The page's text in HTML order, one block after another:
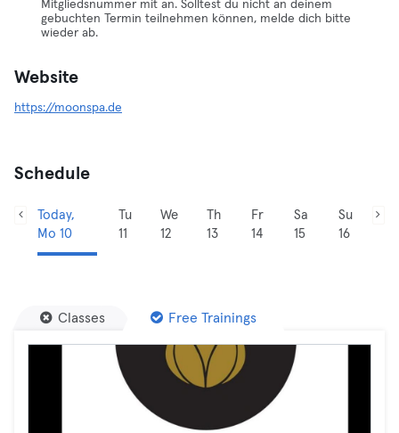
Mitgliedsnummer mit an. Solltest du nicht an deinem
gebuchten Termin teilnehmen können, melde dich bitte
wieder ab.
Website
https://moonspa.de
Schedule
Today,
Mo 10
Tu
11
We
12
Th
13
Fr
14
Sa
15
Su
16
Classes Free Trainings